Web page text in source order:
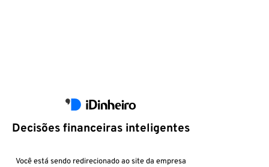
Decisões financeiras inteligentes
Você está sendo redirecionado ao site da empresa